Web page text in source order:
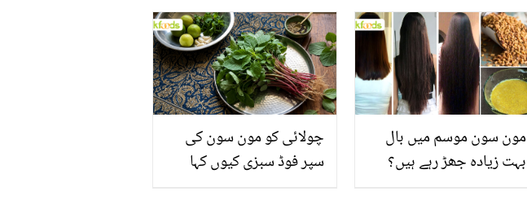
چولائی کو مون سون کی
سپر فوڈ سبزی کیوں کہا
مون سون موسم میں بال
بہت زیادہ جھڑ رہے ہیں؟